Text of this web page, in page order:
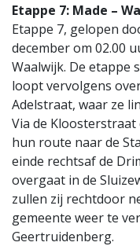
Etappe 7: Made –
Etappe 7, gelopen
december om 02.00
Waalwijk. De etappe
loopt vervolgens
Adelstraat, waar ze
Via de
hun route naar de
einde rechtsaf de
overgaat in de
zullen zij rechtdoor
gemeente weer te
Geertruidenberg.